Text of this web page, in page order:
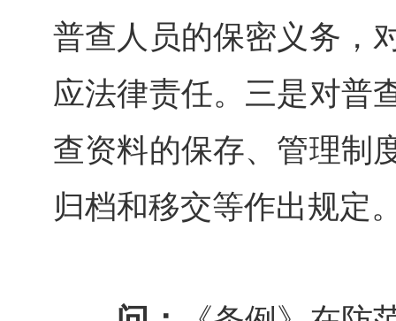
普查人员的保密义务，
应法律责任。三是对普
查资料的保存、管理制
归档和移交等作出规定